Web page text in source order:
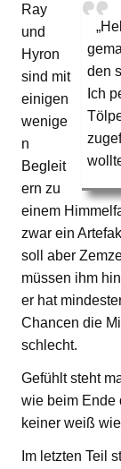
den
Ich
Ray
und
Hyron
sind mit
einigen
wenige
n
Begleit
ern zu
einem
zwar ein
soll aber
müssen ihm
er hat
Chancen die
schlecht.
Gefühlt steht
wie beim Ende
keiner weiß
Im letzten Teil